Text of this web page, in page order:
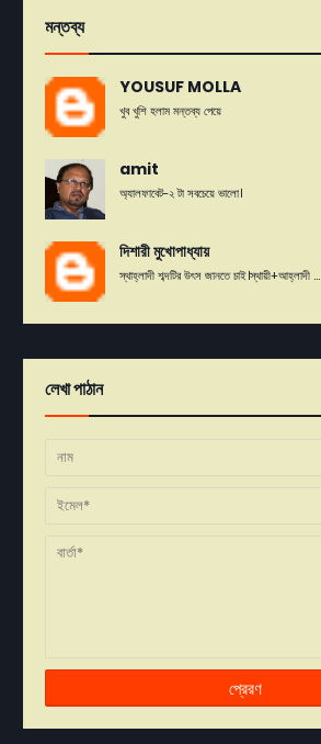
মন্তব্য
YOUSUF MOLLA
খুব খুশি হলাম মন্তব্য পেয়ে
amit
অ্যালফাবেট-২ টা সবচেয়ে ভালো।
দিশারী মুখোপাধ্যায়
স্থাহ্লাদী শব্দটির উৎস জানতে চাই।স্থায়ী+আহ্লাদী ...
লেখা পাঠান